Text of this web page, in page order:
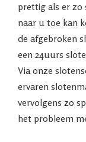
prettig als er zo
naar u toe kan
de afgebroken
een 24uurs
Via onze
ervaren
vervolgens zo
het probleem